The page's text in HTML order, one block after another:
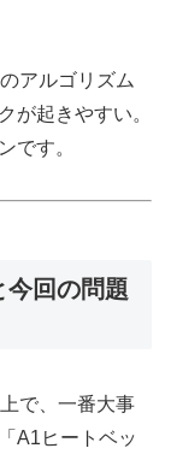
アルゴリズム
が起きやすい。
です。
回の問題
で、一番大事
A1ヒートベッ